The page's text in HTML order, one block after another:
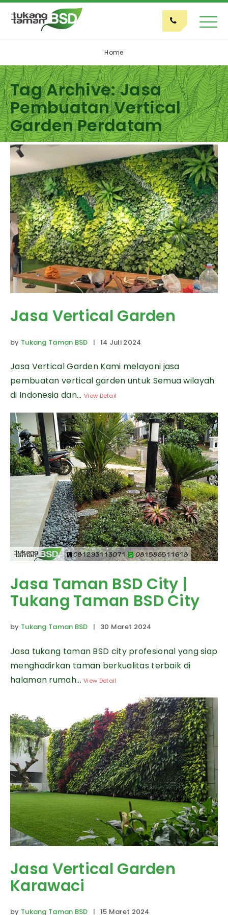
Home
Tag Archive: Jasa
Pembuatan Vertical
Garden Perdatam
Jasa Vertical Garden
by Tukang Taman BSD | 14 Juli 2024
Jasa Vertical Garden Kami melayani jasa
pembuatan vertical garden untuk Semua wilayah
di Indonesia dan...View Detail
Jasa Taman BSD City |
Tukang Taman BSD City
by Tukang Taman BSD | 30 Maret 2024
Jasa tukang taman BSD city profesional yang siap
menghadirkan taman berkualitas terbaik di
halaman rumah...View Detail
Jasa Vertical Garden
Karawaci
by Tukang Taman BSD | 15 Maret 2024